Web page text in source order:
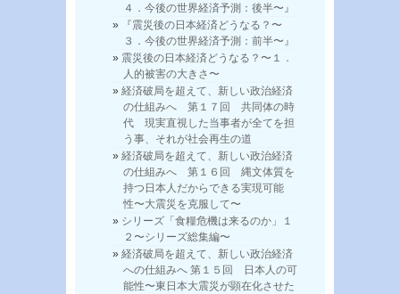
４．今後の世界経済予測：後半〜』
『震災後の日本経済どうなる？〜
３．今後の世界経済予測：前半〜』
震災後の日本経済どうなる？〜１．
人的被害の大きさ〜
経済破局を超えて、新しい政治経済
の仕組みへ 第１７回 共同体の時
代 現実直視した当事者が全てを担
う事、それが社会再生の道
経済破局を超えて、新しい政治経済
の仕組みへ 第１６回 縄文体質を
持つ日本人だからできる実現可能
性〜大震災を克服して〜
シリーズ「食糧危機は来るのか」１
２〜シリーズ総集編〜
経済破局を超えて、新しい政治経済
への仕組みへ 第１５回 日本人の可
能性〜東日本大震災が顕在化させた